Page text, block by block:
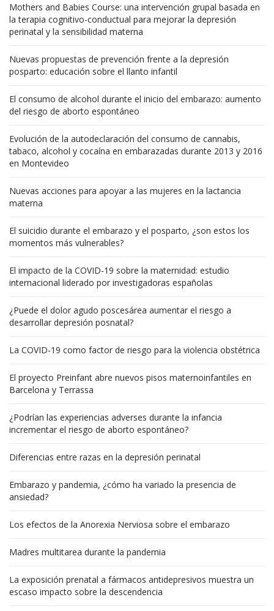
Mothers and Babies Course: una intervención grupal basada en
la terapia cognitivo-conductual para mejorar la depresión
perinatal y la sensibilidad materna
Nuevas propuestas de prevención frente a la depresión
posparto: educación sobre el llanto infantil
El consumo de alcohol durante el inicio del embarazo: aumento
del riesgo de aborto espontáneo
Evolución de la autodeclaración del consumo de cannabis,
tabaco, alcohol y cocaína en embarazadas durante 2013 y 2016
en Montevideo
Nuevas acciones para apoyar a las mujeres en la lactancia
materna
El suicidio durante el embarazo y el posparto, ¿son estos los
momentos más vulnerables?
El impacto de la COVID-19 sobre la maternidad: estudio
internacional liderado por investigadoras españolas
¿Puede el dolor agudo poscesárea aumentar el riesgo a
desarrollar depresión posnatal?
La COVID-19 como factor de riesgo para la violencia obstétrica
El proyecto Preinfant abre nuevos pisos maternoinfantiles en
Barcelona y Terrassa
¿Podrían las experiencias adverses durante la infancia
incrementar el riesgo de aborto espontáneo?
Diferencias entre razas en la depresión perinatal
Embarazo y pandemia, ¿cómo ha variado la presencia de
ansiedad?
Los efectos de la Anorexia Nerviosa sobre el embarazo
Madres multitarea durante la pandemia
La exposición prenatal a fármacos antidepresivos muestra un
escaso impacto sobre la descendencia